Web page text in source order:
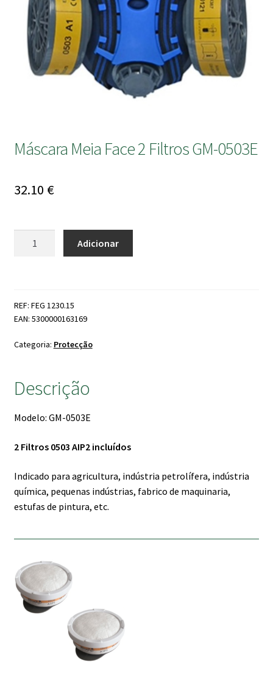
Máscara Meia Face 2 Filtros GM-0503E
32.10 €
2
GM-
Adicionar
REF: FEG 1230.15
EAN: 5300000163169
Categoria: Protecção
Descrição
Modelo: GM-0503E
2 Filtros 0503 AIP2 incluídos
Indicado para agricultura, indústria petrolífera, indústria
química, pequenas indústrias, fabrico de maquinaria,
estufas de pintura, etc.